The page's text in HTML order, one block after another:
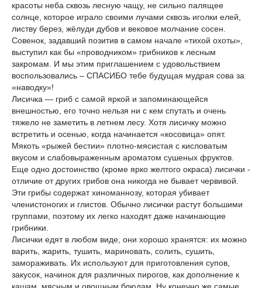
красоты неба сквозь лесную чащу, не сильно палящее
солнце, которое играло своими лучами сквозь иголки елей,
листву берез, жёлуди дубов и вековое молчание сосен.
Совенок, задавший позитив в самом начале «тихой охоты»,
выступил как бы «проводником» грибников к лесным
закромам. И мы этим приглашением с удовольствием
воспользовались – СПАСИБО тебе будущая мудрая сова за
«наводку»!
Лисичка — гриб с самой яркой и запоминающейся
внешностью, его точно нельзя ни с кем спутать и очень
тяжело не заметить в летнем лесу. Хотя лисичку можно
встретить и осенью, когда начинается «косовица» опят.
Мякоть «рыжей бестии» плотно-мясистая с кисловатым
вкусом и слабовыраженным ароматом сушеных фруктов.
Еще одно достоинство (кроме ярко желтого окраса) лисички -
отличие от других грибов она никогда не бывает червивой.
Эти грибы содержат хиноманнозу, которая убивает
членистоногих и глистов. Обычно лисички растут большими
группами, поэтому их легко находят даже начинающие
грибники.
Лисички едят в любом виде, они хорошо хранятся: их можно
варить, жарить, тушить, мариновать, солить, сушить,
замораживать. Их используют для приготовления супов,
закусок, начинок для различных пирогов, как дополнение к